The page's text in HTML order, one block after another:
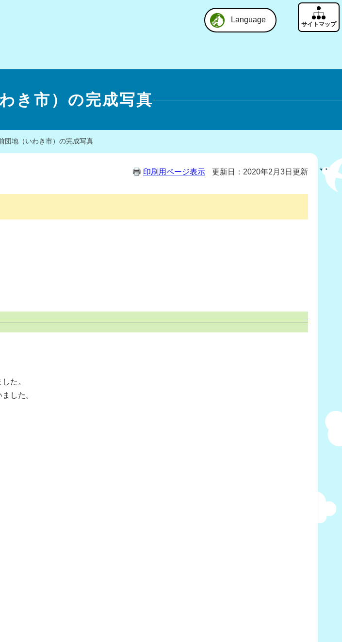
Language
き市）の完成写真
団地（いわき市）の完成写真
印刷用ページ表示 更新日：2020年2月3日更新
た。
した。